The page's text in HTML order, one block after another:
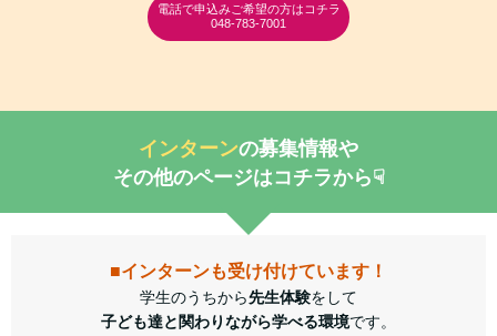
電話で申込みご希望の方はコチラ
048-783-7001
インターンの募集情報や
その他のページはコチラから☟
■インターンも受け付けています！
学生のうちから先生体験をして
子ども達と関わりながら学べる環境です。